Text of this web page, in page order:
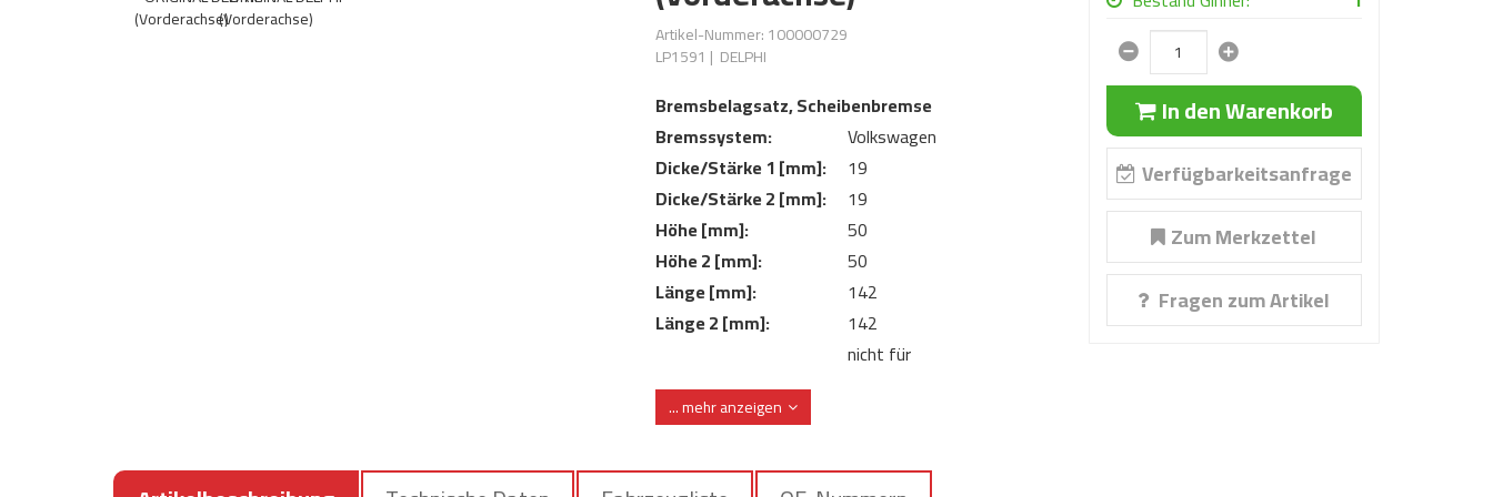
Artikel-Nummer: 100000729
LP1591 | DELPHI
Bremsbelagsatz, Scheibenbremse
Bremssystem:
Volkswagen
Dicke/Stärke 1 [mm]:
19
Dicke/Stärke 2 [mm]:
19
Höhe [mm]:
50
Höhe 2 [mm]:
50
Länge [mm]:
142
Länge 2 [mm]:
142
Verschleißwarnkontakt:
nicht für
Verschleißwarnkontakt:Verschleißsensor
... mehr anzeigen
In den Warenkorb
Verfügbarkeitsanfrage
Zum Merkzettel
Fragen zum Artikel